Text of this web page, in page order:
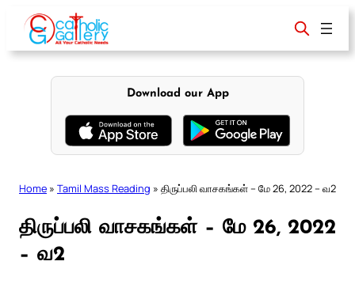
content
Download our App
Home » Tamil Mass Reading » திருப்பலி வாசகங்கள் – மே 26, 2022 – வ2
திருப்பலி வாசகங்கள் – மே 26, 2022
– வ2